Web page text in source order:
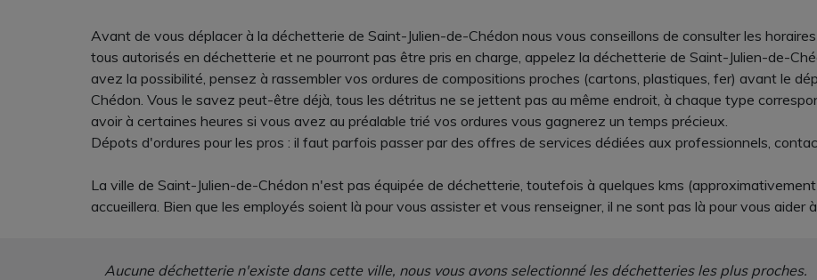
Avant de vous déplacer à la déchetterie de Saint-Julien-de-Chédon nous vous conseillons de consulter les
tous autorisés en déchetterie et ne pourront pas être pris en charge, appelez la déchetterie de Saint-Julien-de-
avez la possibilité, pensez à rassembler vos ordures de compositions proches (cartons, plastiques, fer) avant le
Chédon. Vous le savez peut-être déjà, tous les détritus ne se jettent pas au même endroit, à chaque type
avoir à certaines heures si vous avez au préalable trié vos ordures vous gagnerez un temps précieux.
Dépots d'ordures pour les pros : il faut parfois passer par des offres de services dédiées aux professionnels,
La ville de Saint-Julien-de-Chédon n'est pas équipée de déchetterie, toutefois à quelques kms
accueillera. Bien que les employés soient là pour vous assister et vous renseigner, il ne sont pas là pour vous aider
Aucune déchetterie n'existe dans cette ville, nous vous avons selectionné les déchetteries les plus proches.